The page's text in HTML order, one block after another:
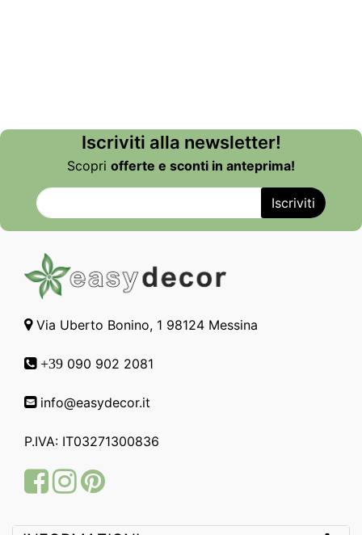
Iscriviti alla newsletter!
Scopri offerte e sconti in anteprima!
Via Uberto Bonino, 1 98124 Messina
+39 090 902 2081
info@easydecor.it
P.IVA: IT03271300836
FacebookInstagram
Pinterest